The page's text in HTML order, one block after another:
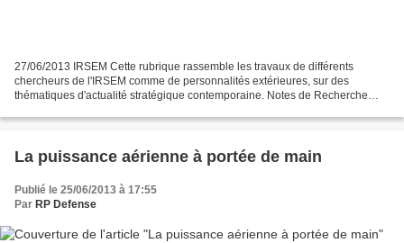
27/06/2013 IRSEM Cette rubrique rassemble les travaux de différents
chercheurs de l'IRSEM comme de personnalités extérieures, sur des
thématiques d'actualité stratégique contemporaine. Notes de Recherche
La puissance aérienne à portée de main
Publié le 25/06/2013 à 17:55
Par RP Defense